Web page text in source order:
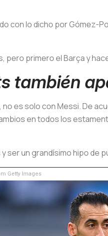
con lo dicho por Gómez-
primero el Barça y
también
es solo con Messi. De
en todos los
un grandísimo hipo de
Getty Images